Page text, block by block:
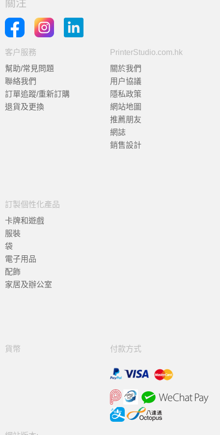
關注
客户服務
幫助/常見問題
聯絡我們
訂單追蹤/重新訂購
退貨及更換
PrinterStudio.com.hk
關於我們
用户協議
隱私政策
網站地圖
推薦朋友
網誌
銷售設計
訂製個性化產品
卡牌和遊戲
服裝
袋
電子用品
配飾
家居及辦公室
貨幣 付款方式